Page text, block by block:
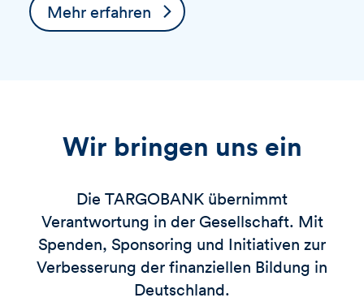
Mehr erfahren
Wir bringen uns ein
Die TARGOBANK übernimmt
Verantwortung in der Gesellschaft. Mit
Spenden, Sponsoring und Initiativen zur
Verbesserung der finanziellen Bildung in
Deutschland.